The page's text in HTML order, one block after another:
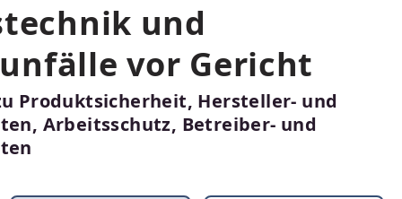
und
vor Gericht
Produktsicherheit, Hersteller- und
Arbeitsschutz, Betreiber- und